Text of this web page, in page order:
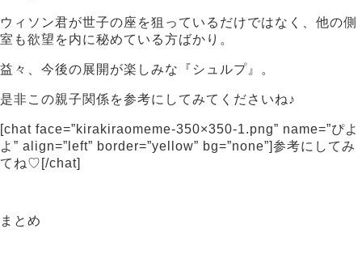
ウィソン君が世子の座を狙っているだけではなく、他の側
室も欲望を内に秘めている方ばかり。
益々、今後の展開が楽しみな『シュルプ』。
是非この親子関係を参考にしてみてくださいね♪
[chat face=”kirakiraomeme-350×350-1.png” name=”ぴよ
よ” align=”left” border=”yellow” bg=”none”]参考にしてみ
てね♡[/chat]
まとめ